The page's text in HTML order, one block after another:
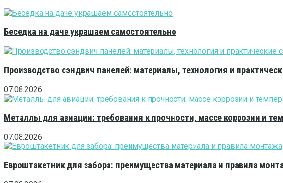
Беседка на даче украшаем самостоятельно
Производство сэндвич панелей: материалы, технология и
07.08.2026
Металлы для авиации: требования к прочности, массе коррозии и
07.08.2026
Евроштакетник для забора: преимущества материала и правила